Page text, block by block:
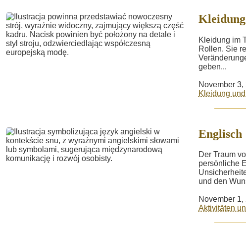
Kleidung
Kleidung im
Rollen. Sie
geben...
November 3,
Kleidung
Englisch
Der Traum
persönliche
und den
November 1,
Aktivitäten